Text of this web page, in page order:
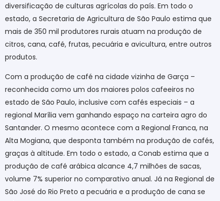
diversificação de culturas agrícolas do país. Em todo o
estado, a Secretaria de Agricultura de São Paulo estima que
mais de 350 mil produtores rurais atuam na produção de
citros, cana, café, frutas, pecuária e avicultura, entre outros
produtos.
Com a produção de café na cidade vizinha de Garça –
reconhecida como um dos maiores polos cafeeiros no
estado de São Paulo, inclusive com cafés especiais – a
regional Marília vem ganhando espaço na carteira agro do
Santander. O mesmo acontece com a Regional Franca, na
Alta Mogiana, que desponta também na produção de cafés,
graças à altitude. Em todo o estado, a Conab estima que a
produção de café arábica alcance 4,7 milhões de sacas,
volume 7% superior no comparativo anual. Já na Regional de
São José do Rio Preto a pecuária e a produção de cana se